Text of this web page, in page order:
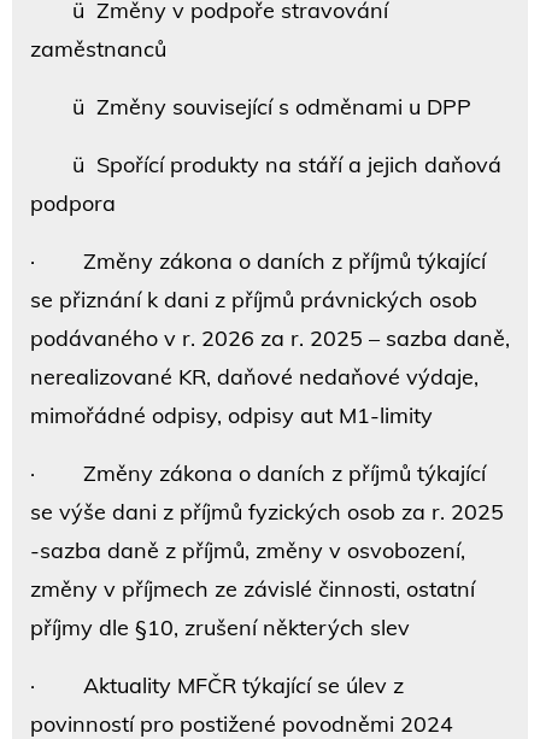
ü Změny v podpoře stravování
zaměstnanců
ü Změny související s odměnami u DPP
ü Spořící produkty na stáří a jejich daňová
podpora
· Změny zákona o daních z příjmů týkající
se přiznání k dani z příjmů právnických osob
podávaného v r. 2026 za r. 2025 – sazba daně,
nerealizované KR, daňové nedaňové výdaje,
mimořádné odpisy, odpisy aut M1-limity
· Změny zákona o daních z příjmů týkající
se výše dani z příjmů fyzických osob za r. 2025
-sazba daně z příjmů, změny v osvobození,
změny v příjmech ze závislé činnosti, ostatní
příjmy dle §10, zrušení některých slev
· Aktuality MFČR týkající se úlev z
povinností pro postižené povodněmi 2024